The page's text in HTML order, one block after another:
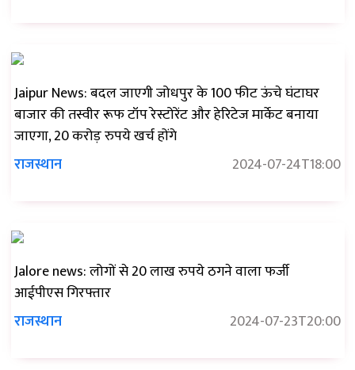
Jaipur News: बदल जाएगी जोधपुर के 100 फीट ऊंचे घंटाघर
बाजार की तस्वीर रूफ टॉप रेस्टोरेंट और हेरिटेज मार्केट बनाया
जाएगा, 20 करोड़ रुपये खर्च होंगे
राजस्थान
2024-07-24T18:00
Jalore news: लोगों से 20 लाख रुपये ठगने वाला फर्जी
आईपीएस गिरफ्तार
राजस्थान
2024-07-23T20:00